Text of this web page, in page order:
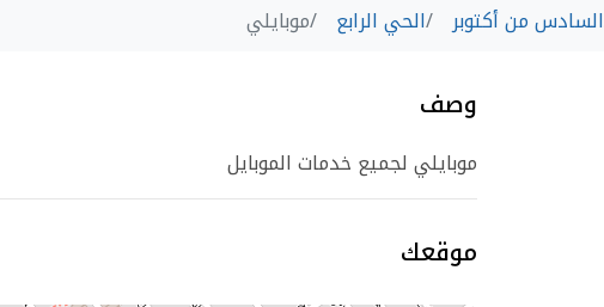
السادس من أكتوبر الحي الرابع موبايلي
وصف
موبايلي لجميع خدمات الموبايل
موقعك